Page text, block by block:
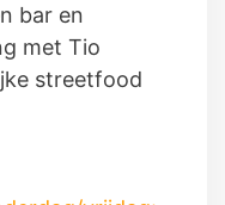
bar en
met Tio
streetfood